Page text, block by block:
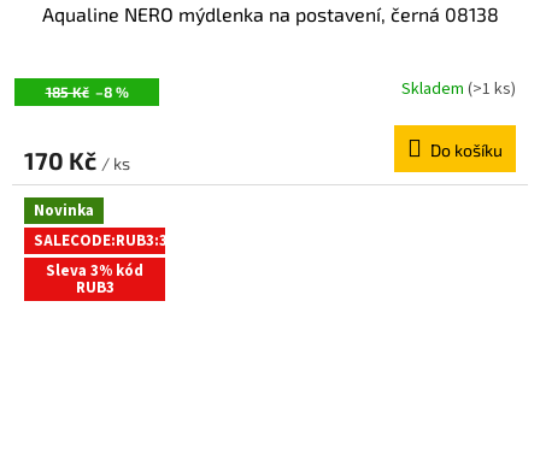
185 Kč –8 %
Aqualine NERO mýdlenka na postavení, černá 08138
Skladem (>1 ks)
170 Kč / ks
Do košíku
Novinka
SALECODE:RUB3:3:%
Sleva 3% kód
RUB3